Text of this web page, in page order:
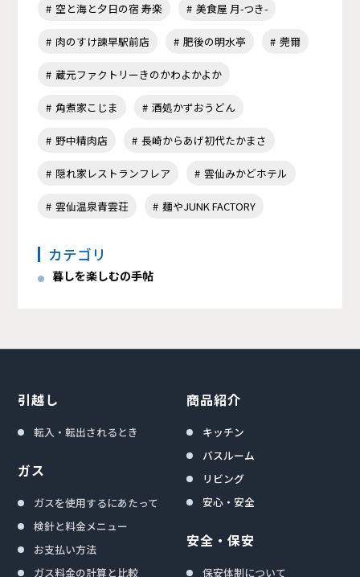
空と海と夕日の宿 寿楽 美食屋 月-つき-
肉のすけ諫早駅前店 肥後の明水亭 莞爾
蔵元ファクトリーきのかわよかよか
角煮家こじま 酒処かずおうどん
野中精肉店 長崎からあげ初代たかまさ
隠れ家レストランフレア 雲仙みかどホテル
雲仙温泉青雲荘 麺やJUNK FACTORY
カテゴリ
暮しを楽しむの手帖
引越し
転入・転出されるとき
ガス
ガスを使用するにあたって
検針と料金メニュー
お支払い方法
ガス料金の計算と比較
商品紹介
キッチン
バスルーム
リビング
安心・安全
安全・保安
保安体制について